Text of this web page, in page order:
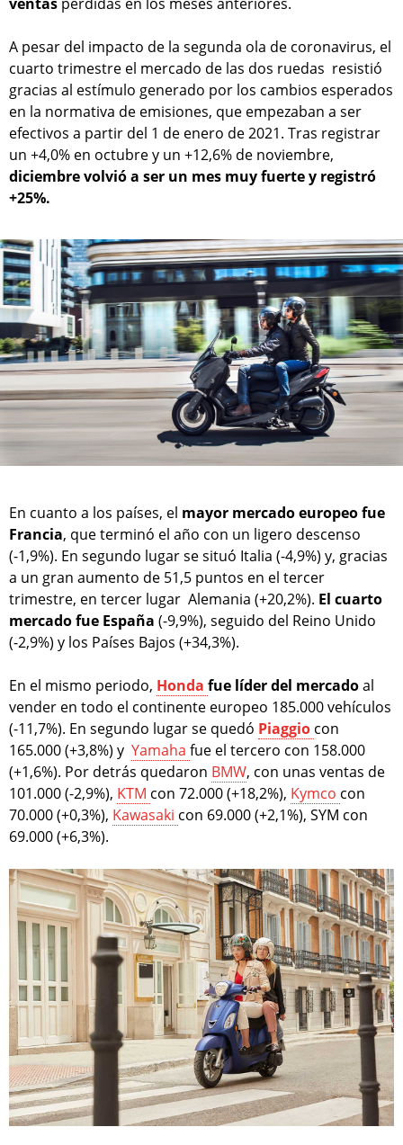
A pesar del impacto de la segunda ola de coronavirus, el
cuarto trimestre el mercado de las dos ruedas resistió
gracias al estímulo generado por los cambios esperados
en la normativa de emisiones, que empezaban a ser
efectivos a partir del 1 de enero de 2021. Tras registrar
un +4,0% en octubre y un +12,6% de noviembre,
diciembre volvió a ser un mes muy fuerte y registró
+25%.
En cuanto a los países, el mayor mercado europeo fue
Francia, que terminó el año con un ligero descenso
(-1,9%). En segundo lugar se situó Italia (-4,9%) y, gracias
a un gran aumento de 51,5 puntos en el tercer
trimestre, en tercer lugar Alemania (+20,2%). El cuarto
mercado fue España (-9,9%), seguido del Reino Unido
(-2,9%) y los Países Bajos (+34,3%).
En el mismo periodo, Honda fue líder del mercadoal
vender en todo el continente europeo 185.000 vehículos
(-11,7%). En segundo lugar se quedó Piaggio con
165.000 (+3,8%) y Yamaha fue el tercero con 158.000
(+1,6%). Por detrás quedaron BMW, con unas ventas de
101.000 (-2,9%), KTM con 72.000 (+18,2%), Kymco con
70.000 (+0,3%), Kawasaki con 69.000 (+2,1%), SYM con
69.000 (+6,3%).